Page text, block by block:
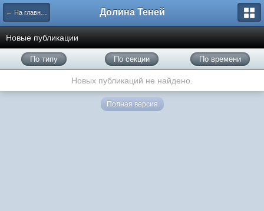
← На главную Долина Теней
Новые публикации
По типу По секции По времени
Новых публикаций не найдено.
Полная версия